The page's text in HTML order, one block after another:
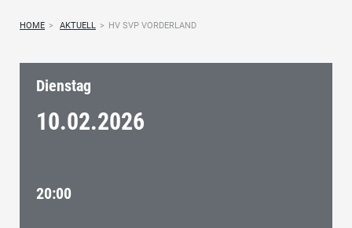
HOME > AKTUELL > HV SVP VORDERLAND
Dienstag
10.02.2026
20:00